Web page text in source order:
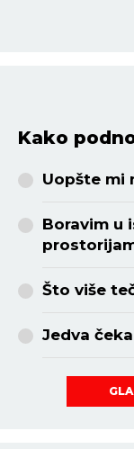
Kako
Uopšte mi
Boravim u
Što više
Jedva